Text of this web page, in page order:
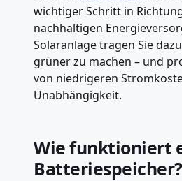
wichtiger Schritt in
nachhaltigen
Solaranlage tragen Sie
grüner zu machen – und
von niedrigeren
Unabhängigkeit.
Wie funktioniert
Batteriespeicher?